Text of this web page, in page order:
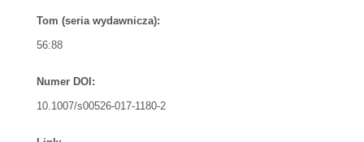
Tom (seria wydawnicza):
56:88
Numer DOI:
10.1007/s00526-017-1180-2